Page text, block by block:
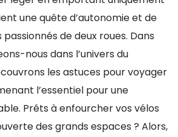
une quête d’autonomie et de
de deux roues. Dans
nous dans l’univers du
les astuces pour voyager
l’essentiel pour une
Prêts à enfourcher vos vélos
des grands espaces ? Alors,